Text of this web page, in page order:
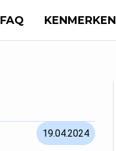
FAQ KENMERKEN
19.04.2024